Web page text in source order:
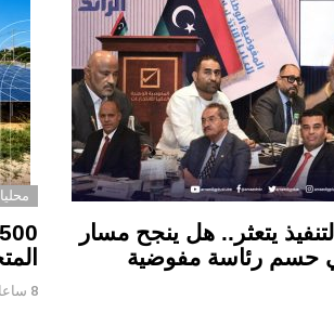
يتعثر.. هل ينجح مسار
في حسم رئاسة مفوضية
8 ساعات ago